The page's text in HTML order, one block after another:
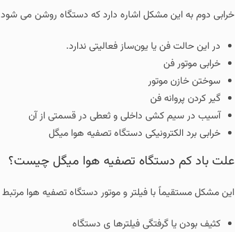
خرابی دوم به این مشکل اشاره دارد که دستگاه روشن می شود
در این حالت فن یا یون‌ساز فعالیتی ندارد.
خرابی موتور فن
سوختن خازن موتور
گیر کردن پروانه فن
آسیب در سیم‌ کشی داخلی و ثعطی در قسمتی از آن
خرابی برد الکترونیکی دستگاه تصفیه هوا میگل
علت باد کم دستگاه تصفیه هوا میگل چیست؟
این مشکل مستقیماً با فیلتر و موتور دستگاه تصفیه هوا
کثیف بودن یا گرفتگی فیلترها ی دستگاه